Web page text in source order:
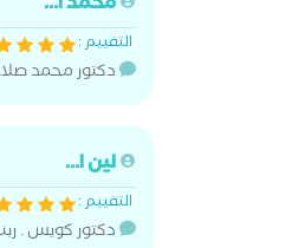
التقييم :
دكتور محمد
لين ا...
التقييم :
دكتور كويس .